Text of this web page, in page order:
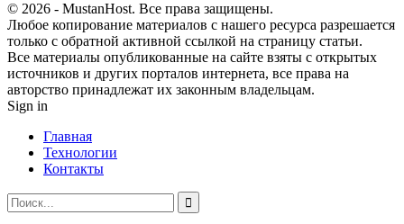
© 2026 - MustanHost. Все права защищены.
Любое копирование материалов с нашего ресурса разрешается
только с обратной активной ссылкой на страницу статьи.
Все материалы опубликованные на сайте взяты с открытых
источников и других порталов интернета, все права на
авторство принадлежат их законным владельцам.
Sign in
Главная
Технологии
Контакты